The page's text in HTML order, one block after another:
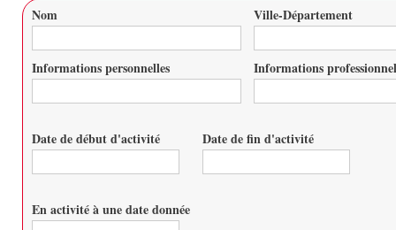
Vous êtes ici
Nom Ville-Département
Informations personnelles Informations
Date de début d'activité Date de fin d'activité
En activité à une date donnée